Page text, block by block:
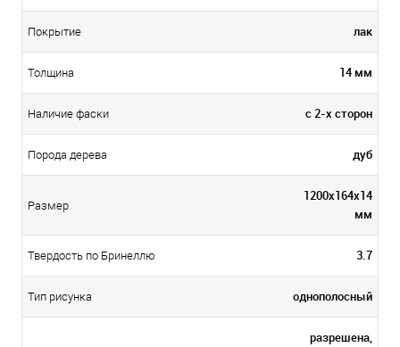
Покрытие лак
Толщина 14 мм
Наличие фаски с 2-х сторон
Порода дерева дуб
Размер
1200х164х14
мм
Твердость по Бринеллю 3.7
Тип рисунка однополосный
разрешена,